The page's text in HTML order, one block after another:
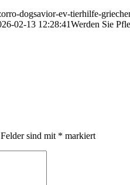
dogsavior-ev-tierhilfe-
02-13 12:28:41Werden Sie
sind mit * markiert